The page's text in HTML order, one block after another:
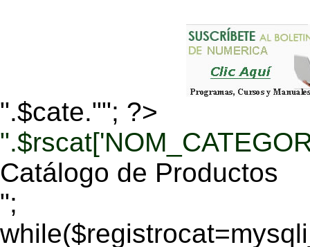
".$cate.""; ?>
Catálogo de Productos
";